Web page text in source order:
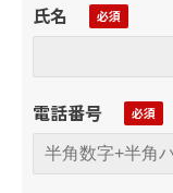
氏名
電話番号